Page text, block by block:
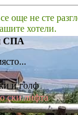
още не сте
хотели.
СПА
и голф
ски лифта